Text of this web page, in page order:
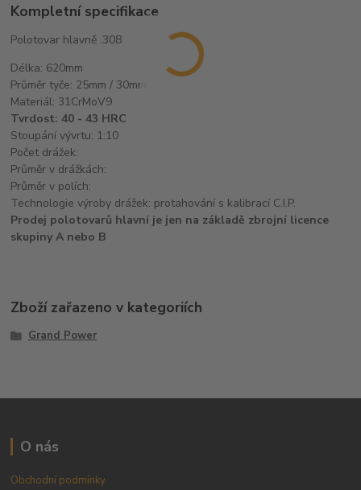
Kompletní specifikace
Polotovar hlavně .308
Délka: 620mm
Průměr tyče: 25mm / 30mm
Materiál: 31CrMoV9
Tvrdost: 40 - 43 HRC
Stoupání vývrtu: 1:10
Počet drážek:
Průměr v drážkách:
Průměr v polích:
Technologie výroby drážek: protahování s kalibrací C.I.P.
Prodej polotovarů hlavní je jen na základě zbrojní licence
skupiny A nebo B
Zboží zařazeno v kategoriích
Grand Power
O nás
Obchodní podmínky